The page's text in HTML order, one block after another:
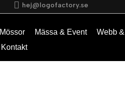
hej@logofactory.se
Mössor Mässa & Event Webb
Kontakt